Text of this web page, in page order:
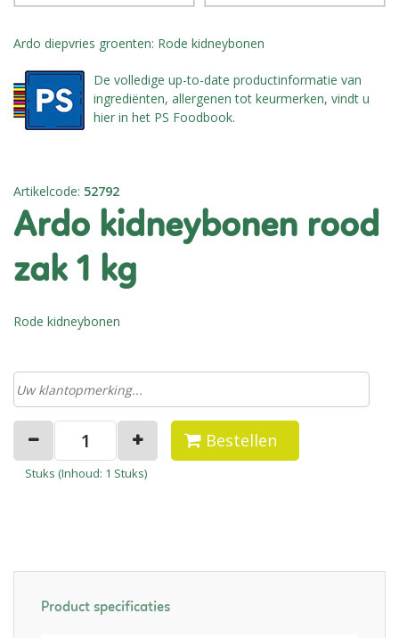
Ardo diepvries groenten: Rode kidneybonen
De volledige up-to-date productinformatie van
ingrediënten, allergenen tot keurmerken, vindt u
hier in het PS Foodbook.
Artikelcode: 52792
ardo kidneybonen rood
zak 1 kg
Rode kidneybonen
Bestellen
Stuks (Inhoud: 1 Stuks)
Product specificaties